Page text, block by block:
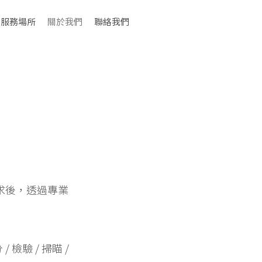
服務場所 關於我們 聯絡我們
後，透過專業
/ 檢驗 / 掃瞄 /